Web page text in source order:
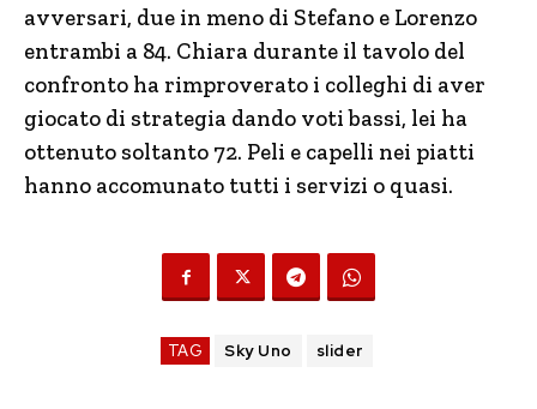
avversari, due in meno di Stefano e Lorenzo
entrambi a 84. Chiara durante il tavolo del
confronto ha rimproverato i colleghi di aver
giocato di strategia dando voti bassi, lei ha
ottenuto soltanto 72. Peli e capelli nei piatti
hanno accomunato tutti i servizi o quasi.
TAG Sky Uno slider